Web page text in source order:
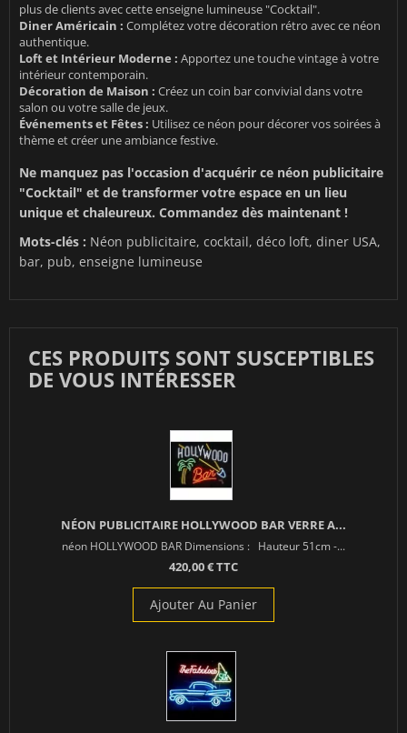
plus de clients avec cette enseigne lumineuse "Cocktail".
Diner Américain : Complétez votre décoration rétro avec ce néon
authentique.
Loft et Intérieur Moderne : Apportez une touche vintage à votre
intérieur contemporain.
Décoration de Maison : Créez un coin bar convivial dans votre
salon ou votre salle de jeux.
Événements et Fêtes : Utilisez ce néon pour décorer vos soirées à
thème et créer une ambiance festive.
Ne manquez pas l'occasion d'acquérir ce néon publicitaire
"Cocktail" et de transformer votre espace en un lieu
unique et chaleureux. Commandez dès maintenant !
Mots-clés : Néon publicitaire, cocktail, déco loft, diner USA,
bar, pub, enseigne lumineuse
CES PRODUITS SONT SUSCEPTIBLES
DE VOUS INTÉRESSER
NÉON PUBLICITAIRE HOLLYWOOD BAR VERRE A...
néon HOLLYWOOD BAR Dimensions : Hauteur 51cm -...
420,00 € TTC
Ajouter Au Panier